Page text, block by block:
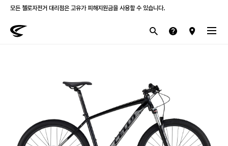
모든 첼로자전거 대리점은 고유가 피해지원금을 사용할 수 있습니다.
첼로 전 제품 삼성카드 / KB국민카드 12개월 무이자 할부 행사를 진행하고 있습니다.